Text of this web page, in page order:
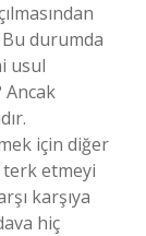
durumda
usul
Ancak
için diğer
terk etmeyi
karşıya
hiç